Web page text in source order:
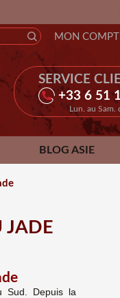
FERMETURE
SERVICE
+33 6 51
Lun. au Sam.
MON
BLOG ASIE
JADE
Sud. Depuis la